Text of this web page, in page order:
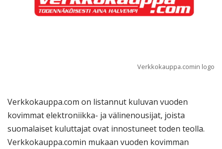
Verkkokauppa.comin logo
Verkkokauppa.com on listannut kuluvan vuoden
kovimmat elektroniikka- ja välinenousijat, joista
suomalaiset kuluttajat ovat innostuneet toden teolla.
Verkkokauppa.comin mukaan vuoden kovimman